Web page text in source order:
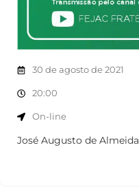
30 de agosto de 2021
20:00
On-line
José Augusto de Almeida